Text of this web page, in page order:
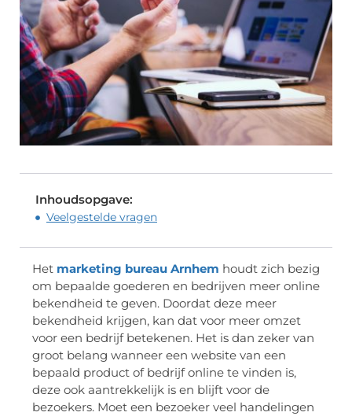
Inhoudsopgave:
Veelgestelde vragen
Het marketing bureau Arnhem houdt zich bezig
om bepaalde goederen en bedrijven meer online
bekendheid te geven. Doordat deze meer
bekendheid krijgen, kan dat voor meer omzet
voor een bedrijf betekenen. Het is dan zeker van
groot belang wanneer een website van een
bepaald product of bedrijf online te vinden is,
deze ook aantrekkelijk is en blijft voor de
bezoekers. Moet een bezoeker veel handelingen